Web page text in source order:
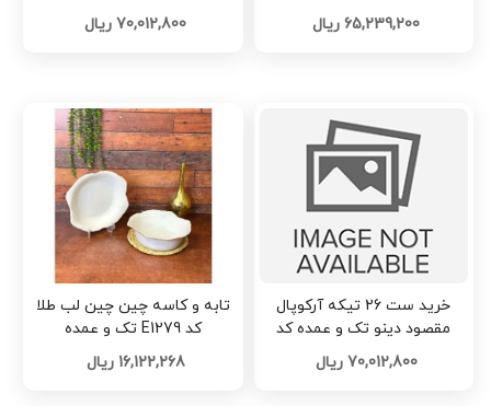
L1128
65,239,200 ریال
L1126
70,012,800 ریال
خرید ست 26 تیکه آرکوپال
مقصود دینو تک و عمده کد
L1124
70,012,800 ریال
تابه و کاسه چین چین لب طلا
کد E1279 تک و عمده
16,122,268 ریال